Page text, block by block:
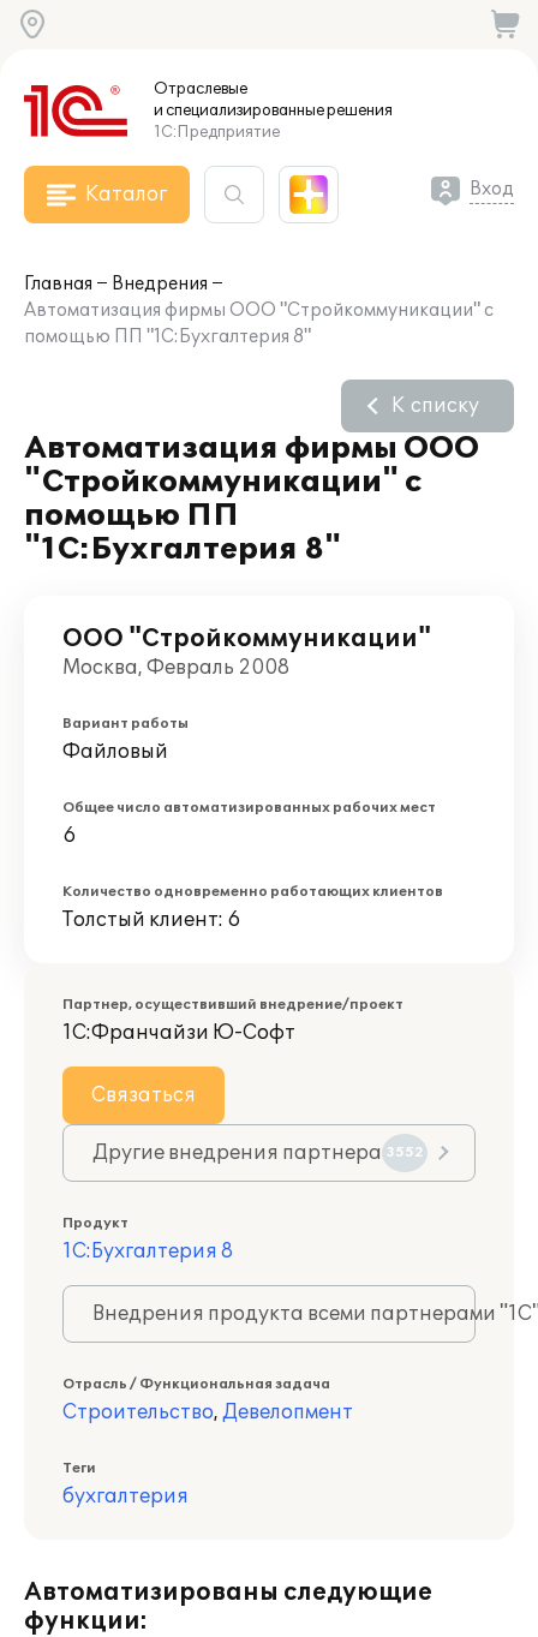
Отраслевые
и специализированныерешения
1С:Предприятие
Каталог Вход
Главная
Внедрения
Автоматизация фирмы ООО "Стройкоммуникации" с
помощью ПП "1С:Бухгалтерия 8"
Автоматизация фирмы ООО
"Стройкоммуникации" с
помощью ПП
"1С:Бухгалтерия 8"
К списку
ООО "Стройкоммуникации"
Москва, Февраль 2008
Вариант работы
Файловый
Общее число автоматизированных рабочих мест
6
Количество одновременно работающих клиентов
Толстый клиент: 6
Партнер, осуществивший внедрение/проект
1С:Франчайзи Ю-Софт
Связаться
Другие внедрения партнера 3552
Продукт
1С:Бухгалтерия 8
Внедрения продукта всеми партнерами
Отрасль / Функциональная задача
Строительство, Девелопмент
Теги
бухгалтерия
Автоматизированы следующие
функции: